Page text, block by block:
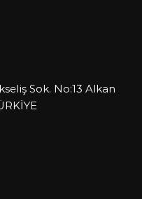
Sok. No:13 Alkan